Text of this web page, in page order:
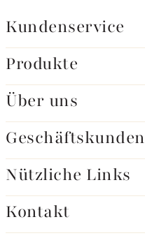
Kundenservice
Produkte
Über uns
Geschäftskunden
Nützliche Links
Kontakt